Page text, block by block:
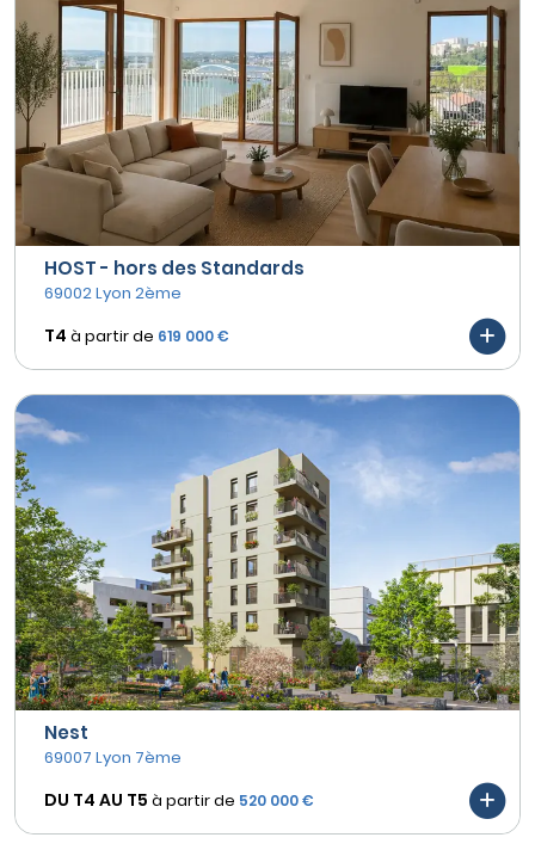
HOST - hors des Standards
69002 Lyon 2ème
T4 à partir de 619 000 €
Nest
69007 Lyon 7ème
DU T4 AU T5 à partir de 520 000 €